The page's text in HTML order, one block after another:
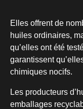
Elles offrent de
huiles ordinaires,
qu’elles ont été
garantissent
chimiques nocifs.
Les producteurs
emballages